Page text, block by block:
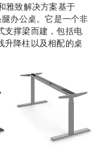
雅致解决方案基于
办公桌。它是一个非
支撑梁而建，包括电
升降柱以及相配的桌